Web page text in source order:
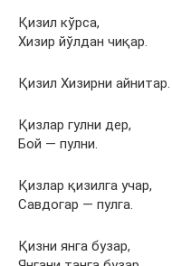
Қизил кўрса,
Хизир йўлдан чиқар.
Қизил Хизирни айнитар.
Қизлар гулни дер,
Бой — пулни.
Қизлар қизилга учар,
Савдогар — пулга.
Қизни янга бузар,